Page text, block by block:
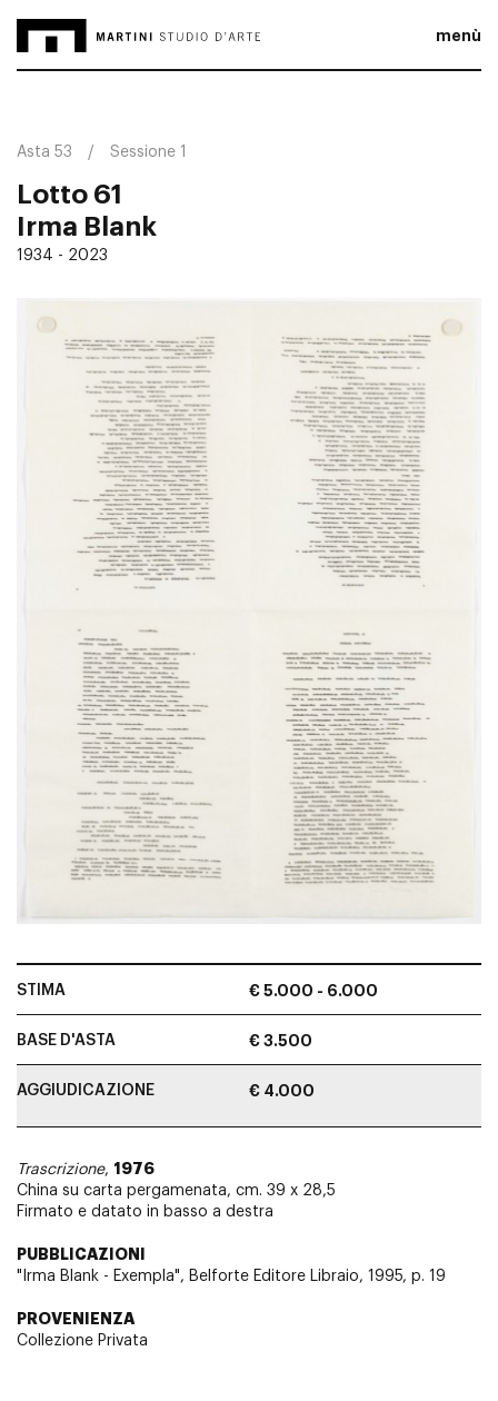
menù
Asta 53 Sessione 1
Lotto 61
Irma Blank
1934 - 2023
STIMA € 5.000 - 6.000
BASE D'ASTA € 3.500
AGGIUDICAZIONE € 4.000
Trascrizione, 1976
China su carta pergamenata, cm. 39 x 28,5
Firmato e datato in basso a destra
PUBBLICAZIONI
"Irma Blank - Exempla", Belforte Editore Libraio, 1995, p. 19
PROVENIENZA
Collezione Privata